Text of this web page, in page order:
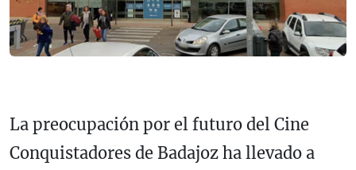
La preocupación por el futuro del Cine
Conquistadores de Badajoz ha llevado a